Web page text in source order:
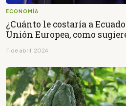
ECONOMÍA
¿Cuánto le costaría a
Unión Europea, como
11 de abril, 2024